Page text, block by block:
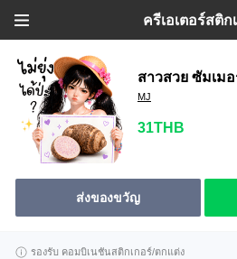
ครีเอเตอร์สติก
สาวสวย ซัมเม
MJ
31THB
ส่งของขวัญ
รองรับ คอมบิเนชันสติกเกอร์/ตกแต่ง